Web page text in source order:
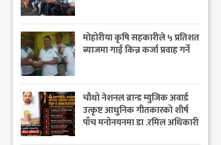
मोहोरीया कृषि सहकारीले ५ प्रतिशत
ब्याजमा गाई किन्न कर्जा प्रवाह गर्ने
चौथो नेशनल ब्रान्ड म्युजिक अवार्ड
उत्कृष्ट आधुनिक गीतकारको शीर्ष
पाँच मनोनयनमा डा .रमिल अधिकारी